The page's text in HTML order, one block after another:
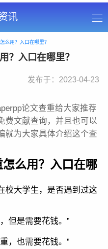
讯
么用？入口在哪里？
？入口在哪里？
发布于：2023-04-23
论文查重给大家推荐
费文献查询，并且也可以
就为大家具体介绍这个查
么用？入口在哪
校大学生，是否遇到过这
是需要花钱。”
也需要花钱。”